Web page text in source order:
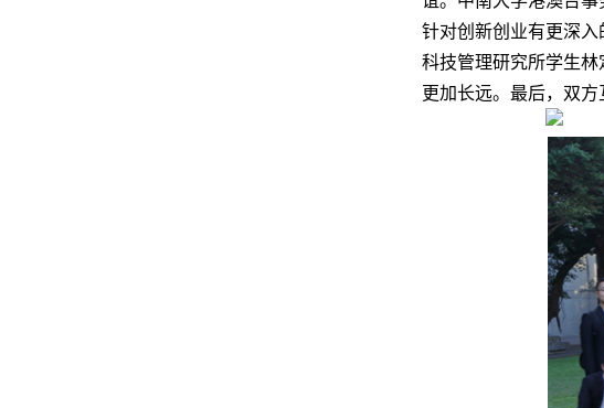
针对创新创业有更深
科技管理研究所学生
更加长远。最后，双方